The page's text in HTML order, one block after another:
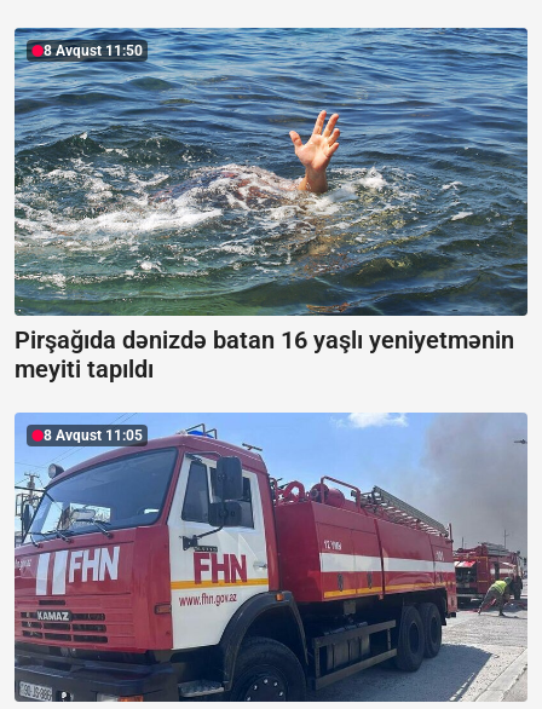
8 Avqust 11:50
Pirşağıda dənizdə batan 16 yaşlı yeniyetmənin
meyiti tapıldı
8 Avqust 11:05